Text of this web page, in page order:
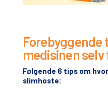
Forebyggende
medisinen
Følgende 6 tips om
slimhoste: